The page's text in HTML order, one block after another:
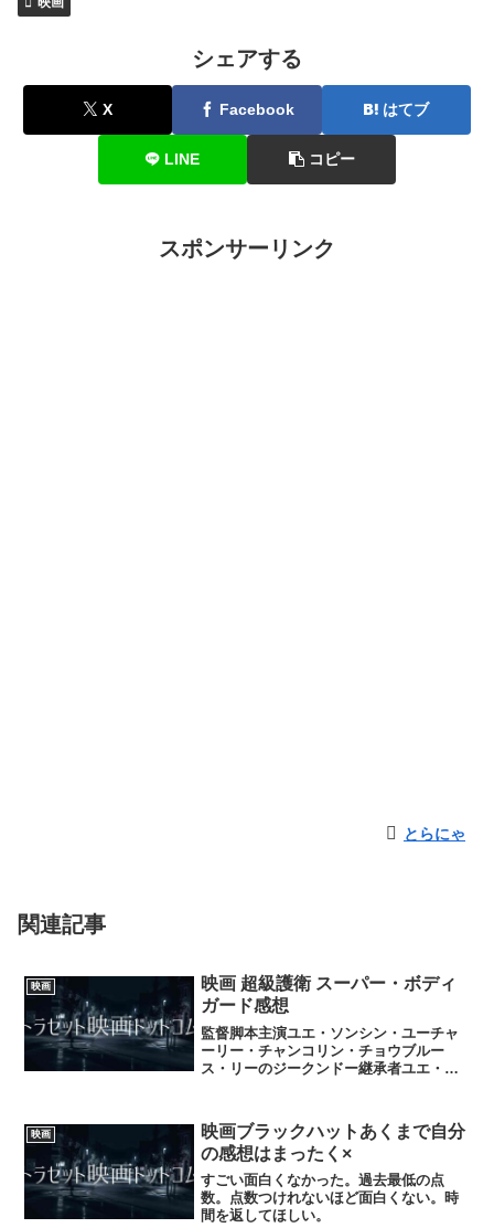
シェアする
X Facebook はてブ
LINE コピー
スポンサーリンク
とらにゃ
関連記事
映画
映画 超級護衛 スーパー・ボディ
ガード感想
監督脚本主演ユエ・ソンシン・ユーチャ
ーリー・チャンコリン・チョウブルー
ス・リーのジークンドー継承者ユエ・ソ
トーリーはコミカルなところとシリアス
なところが上手くあわさ...
映画
映画ブラックハットあくまで自分
の感想はまったく×
すごい面白くなかった。過去最低の点
数。点数つけれないほど面白くない。時
間を返してほしい。